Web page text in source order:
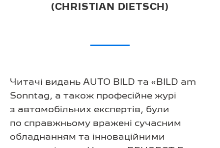
(CHRISTIAN DIETSCH)
Читачі видань AUTO BILD та «BILD am
Sonntag, а також професійне журі
з автомобільних експертів, були
по справжньому вражені сучасним
обладнанням та інноваційними